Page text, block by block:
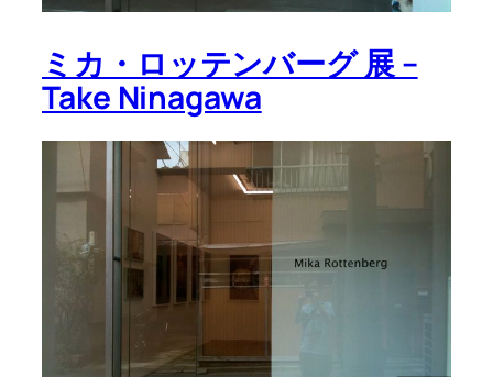
ミカ・ロッテンバーグ 展 –
Take Ninagawa